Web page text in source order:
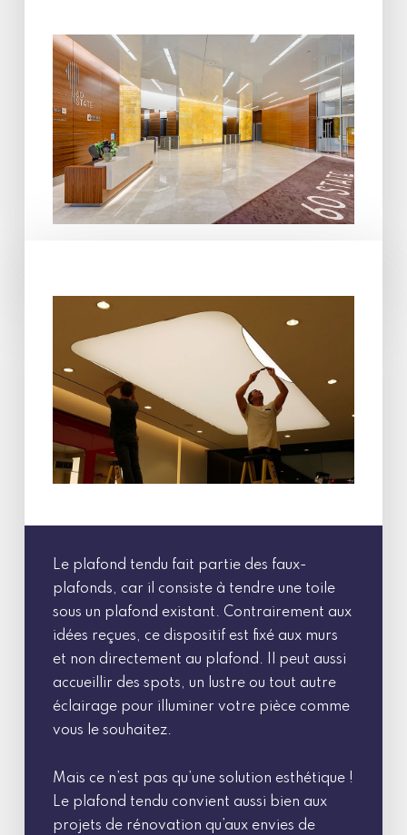
Le plafond tendu fait partie des faux-
plafonds, car il consiste à tendre une toile
sous un plafond existant. Contrairement aux
idées reçues, ce dispositif est fixé aux murs
et non directement au plafond. Il peut aussi
accueillir des spots, un lustre ou tout autre
éclairage pour illuminer votre pièce comme
vous le souhaitez.
Mais ce n’est pas qu’une solution esthétique !
Le plafond tendu convient aussi bien aux
projets de rénovation qu’aux envies de